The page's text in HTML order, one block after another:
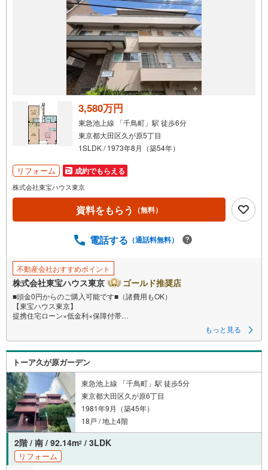
マ
イ
ペ
ジ
存
す
る
3,580万円
東急池上線 「千鳥町」駅 徒歩6分
東京都大田区久が原5丁目
1SLDK / 1973年8月（築54年）
リフォーム 成約でもらえる
株式会社東宝ハウス東京
資料をもらう （無料）
電話する （通話料無料）
不動産会社おすすめポイント
株式会社東宝ハウス東京 ゴールド推奨店
■頭金0円からのご購入可能です■（諸費用もOK）
【東宝ハウス東京】
提携住宅ローン×低金利×保障付帯
【Yahoo！ 不動産キャンペーン対象店舗】
当店で物件を成約するとPayPayボーナスライトがもらえる
「Yahoo！ 不動産 物件ご成約キャンペーン」の対象になります。
「資料をもらう」「見学予約をする」ボタンからお問い合わせください。
※必ずYahoo！ JAPAN IDでログインしてください。
※PayPayボーナスライトは出金と譲渡はできません。
ご案内・詳細な資料のご請求はお気軽にどうぞ♪
お電話でのお問い合わせも常時受け付けております！
お気軽にお問い合わせください。
もっと見る
トーア久が原ガーデン
東急池上線 「千鳥町」駅 徒歩5分
東京都大田区久が原6丁目
1981年9月（築45年）
18戸 / 地上4階
2階 / 南 / 92.14m2 / 3LDK
リフォーム